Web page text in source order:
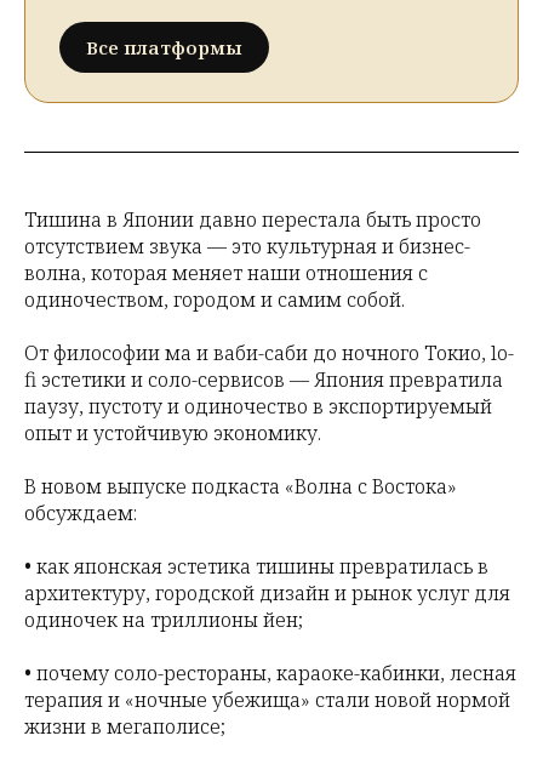
Все платформы
Тишина в Японии давно перестала быть просто
отсутствием звука — это культурная и бизнес-
волна, которая меняет наши отношения с
одиночеством, городом и самим собой.
От философии ма и ваби-саби до ночного Токио, lo-
fi эстетики и соло-сервисов — Япония превратила
паузу, пустоту и одиночество в экспортируемый
опыт и устойчивую экономику.
В новом выпуске подкаста «Волна с Востока»
обсуждаем:
• как японская эстетика тишины превратилась в
архитектуру, городской дизайн и рынок услуг для
одиночек на триллионы йен;
• почему соло-рестораны, караоке-кабинки, лесная
терапия и «ночные убежища» стали новой нормой
жизни в мегаполисе;